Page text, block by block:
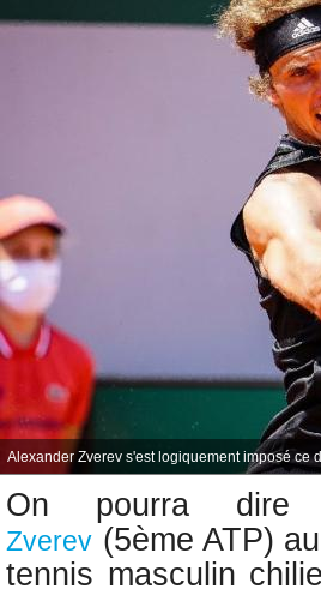
Alexander Zverev s'est logiquement imposé ce
On pourra dire
Zverev (5ème ATP)
tennis masculin